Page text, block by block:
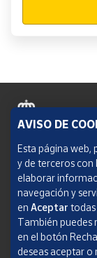
Política de cookies
Aviso legal
Condiciones del
Política de
AVISO DE
Esta página web,
y de terceros con
elaborar
navegación y
en Aceptar todas
También puedes
en el botón
deseas aceptar